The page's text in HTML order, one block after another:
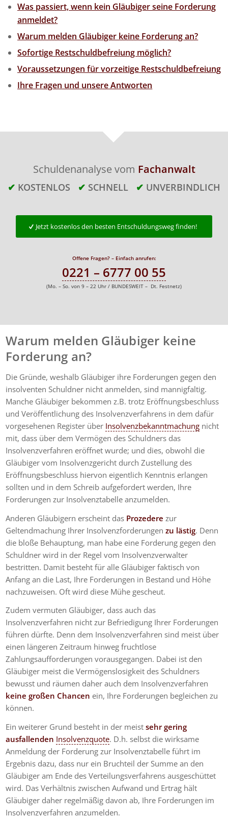
Was passiert, wenn kein Gläubiger seine Forderung
anmeldet?
Warum melden Gläubiger keine Forderung an?
Sofortige Restschuldbefreiung möglich?
Voraussetzungen für vorzeitige Restschuldbefreiung
Ihre Fragen und unsere Antworten
Schuldenanalyse vom Fachanwalt
✔ KOSTENLOS ✔ SCHNELL ✔ UNVERBINDLICH
Jetzt kostenlos den besten Entschuldungsweg finden!
Offene Fragen? – Einfach anrufen:
0221 – 6777 00 55
(Mo. – So. von 9 – 22 Uhr / BUNDESWEIT – Dt. Festnetz)
Warum melden Gläubiger keine
Forderung an?
Die Gründe, weshalb Gläubiger ihre Forderungen gegen den
insolventen Schuldner nicht anmelden, sind mannigfaltig.
Manche Gläubiger bekommen z.B. trotz Eröffnungsbeschluss
und Veröffentlichung des Insolvenzverfahrens in dem dafür
vorgesehenen Register über Insolvenzbekanntmachung nicht
mit, dass über dem Vermögen des Schuldners das
Insolvenzverfahren eröffnet wurde; und dies, obwohl die
Gläubiger vom Insolvenzgericht durch Zustellung des
Eröffnungsbeschluss hiervon eigentlich Kenntnis erlangen
sollten und in dem Schreib aufgefordert werden, Ihre
Forderungen zur Insolvenztabelle anzumelden.
Anderen Gläubigern erscheint das Prozedere zur
Geltendmachung Ihrer Insolvenzforderungenzu lästig. Denn
die bloße Behauptung, man habe eine Forderung gegen den
Schuldner wird in der Regel vom Insolvenzverwalter
bestritten. Damit besteht für alle Gläubiger faktisch von
Anfang an die Last, Ihre Forderungen in Bestand und Höhe
nachzuweisen. Oft wird diese Mühe gescheut.
Zudem vermuten Gläubiger, dass auch das
Insolvenzverfahren nicht zur Befriedigung Ihrer Forderungen
führen dürfte. Denn dem Insolvenzverfahren sind meist über
einen längeren Zeitraum hinweg fruchtlose
Zahlungsaufforderungen vorausgegangen. Dabei ist den
Gläubiger meist die Vermögenslosigkeit des Schuldners
bewusst und räumen daher auch dem Insolvenzverfahren
keine großen Chancen ein, Ihre Forderungen begleichen zu
können.
Ein weiterer Grund besteht in der meistsehr gering
ausfallenden Insolvenzquote. D.h. selbst die wirksame
Anmeldung der Forderung zur Insolvenztabelle führt im
Ergebnis dazu, dass nur ein Bruchteil der Summe an den
Gläubiger am Ende des Verteilungsverfahrens ausgeschüttet
wird. Das Verhältnis zwischen Aufwand und Ertrag hält
Gläubiger daher regelmäßig davon ab, Ihre Forderungen im
Insolvenzverfahren anzumelden.